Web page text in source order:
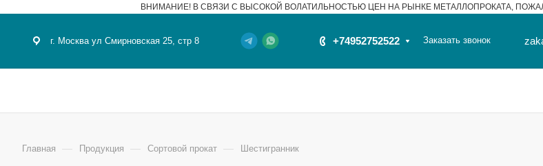
ВНИМАНИЕ! В СВЯЗИ С ВЫСОКОЙ ВОЛАТИЛЬНОСТЬЮ ЦЕН НА РЫНКЕ МЕТАЛЛОПРОКАТА,
г. Москва ул Смирновская 25, стр 8 +74952752522 Заказать звонок
Главная — Продукция — Сортовой прокат — Шестигранник